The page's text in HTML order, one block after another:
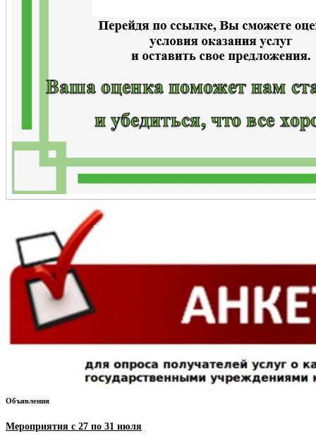
Объявления
Мероприятия с 27 по 31 июля